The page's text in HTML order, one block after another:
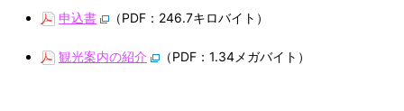
申込書 （PDF：246.7キロバイト）
観光案内の紹介 （PDF：1.34メガバイト）